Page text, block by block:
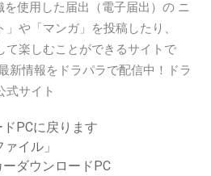
使用した届出（電子届出）の ニ
や「マンガ」を投稿したり、
て楽しむことができるサイトで
新情報をドラパラで配信中！ドラ
式サイト
PCに戻ります
イル」
ダウンロードPC